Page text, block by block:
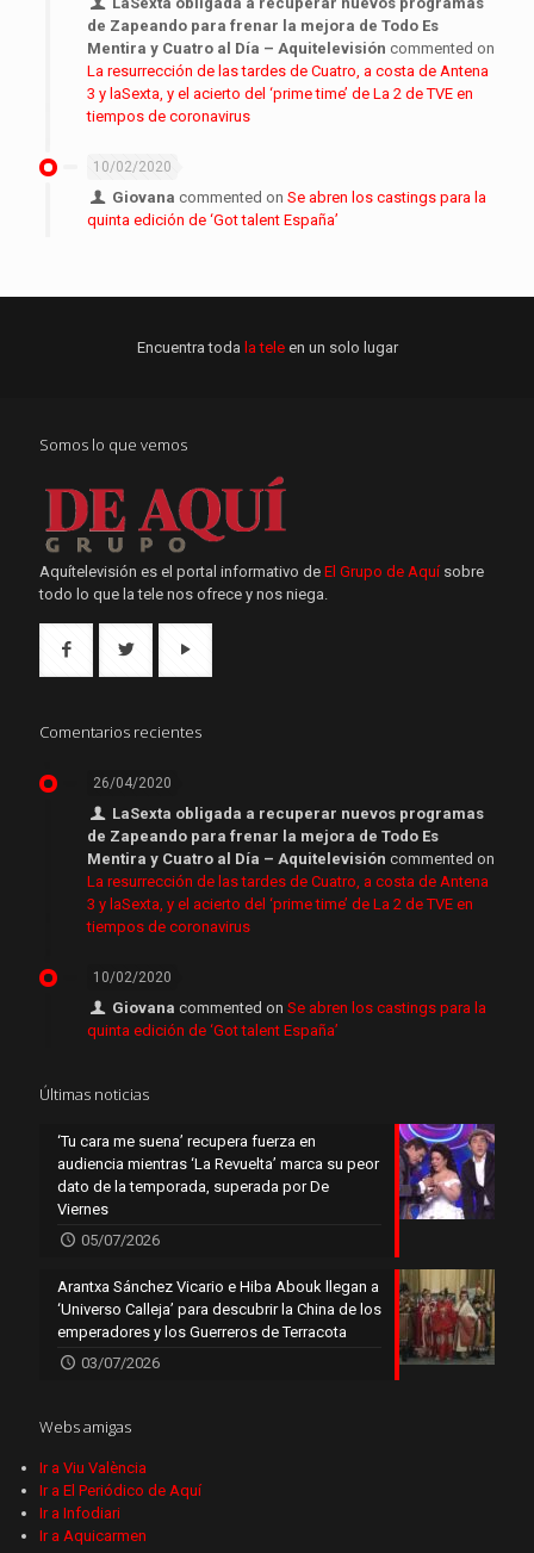
de Zapeando para frenar la mejora de Todo Es
Mentira y Cuatro al Día – Aquitelevisión commented on
La resurrección de las tardes de Cuatro, a costa de Antena
3 y laSexta, y el acierto del ‘prime time’ de La 2 de TVE en
tiempos de coronavirus
10/02/2020
Giovana commented onSe abren los castings para la
quinta edición de ‘Got talent España’
Encuentra toda la tele en un solo lugar
Somos lo que vemos
Aquítelevisión es el portal informativo de El Grupo de Aquí sobre
todo lo que la tele nos ofrece y nos niega.
Comentarios recientes
26/04/2020
LaSexta obligada a recuperar nuevos programas
de Zapeando para frenar la mejora de Todo Es
Mentira y Cuatro al Día – Aquitelevisión commented on
La resurrección de las tardes de Cuatro, a costa de Antena
3 y laSexta, y el acierto del ‘prime time’ de La 2 de TVE en
tiempos de coronavirus
10/02/2020
Giovana commented onSe abren los castings para la
quinta edición de ‘Got talent España’
Últimas noticias
‘Tu cara me suena’ recupera fuerza en
audiencia mientras ‘La Revuelta’ marca su peor
dato de la temporada, superada por De
Viernes
05/07/2026
Arantxa Sánchez Vicario e Hiba Abouk llegan a
‘Universo Calleja’ para descubrir la China de los
emperadores y los Guerreros de Terracota
03/07/2026
Webs amigas
Ir a Viu València
Ir a El Periódico de Aquí
Ir a Infodiari
Ir a Aquicarmen